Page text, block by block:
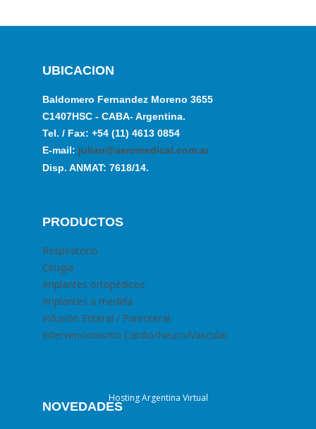
UBICACION
Baldomero Fernandez Moreno 3655
C1407HSC - CABA- Argentina.
Tel. / Fax: +54 (11) 4613 0854
E-mail: julian@aeromedical.com.ar
Disp. ANMAT: 7618/14.
PRODUCTOS
Respiratorio
Cirugia
Implantes ortopédicos
Implantes a medida
Infusión Enteral / Parenteral
Intervencionismo Cardio/Neuro/Vascular
NOVEDADES
Hosting Argentina Virtual